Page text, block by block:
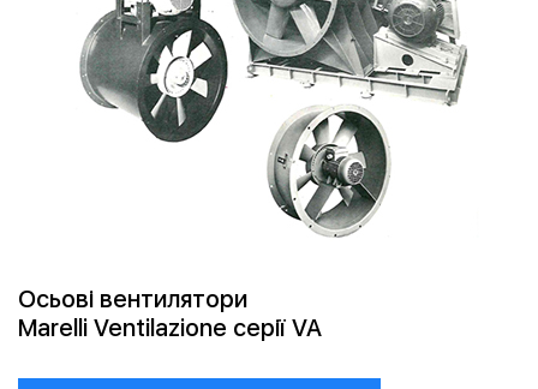
Осьові вентилятори
Marelli Ventilazione серії VA